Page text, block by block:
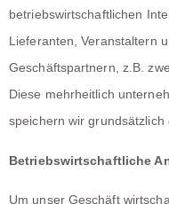
betriebswirtschaftlichen
Lieferanten, Veranstaltern
Geschäftspartnern, z.B.
Diese mehrheitlich
speichern wir grundsätzlich
Betriebswirtschaftliche
Um unser Geschäft